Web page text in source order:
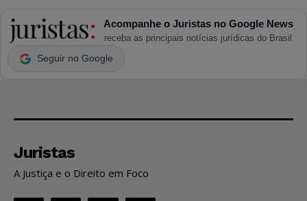
Acompanhe o Juristas no Google News
receba as principais notícias jurídicas do Brasil
Seguir no Google
Juristas
A Justiça e o Direito em Foco